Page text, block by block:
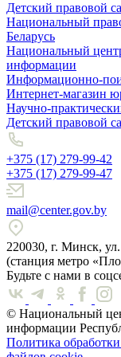
Детский правовой
Национальный
Беларусь
Национальный
информации
Информационно-
Интернет-магазин
Научно-
Детский правовой
+375 (17) 279-99-42
+375 (17) 279-99-47
mail@center.gov.by
220030, г. Минск,
(станция метро
Будьте с нами в
© Национальный
информации
Политика